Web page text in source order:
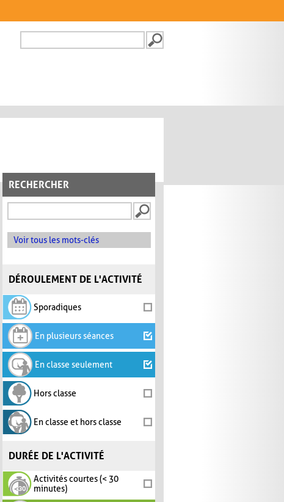
FORMULAIRE DE
RECHERCHER
Voir tous les mots-clés
DÉROULEMENT DE L'ACTIVITÉ
Sporadiques
En plusieurs séances
En classe seulement
Hors classe
En classe et hors classe
DURÉE DE L'ACTIVITÉ
Activités courtes (< 30
minutes)